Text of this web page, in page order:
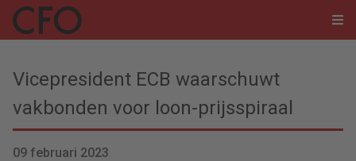
Vicepresident ECB waarschuwt
vakbonden voor loon-prijsspiraal
09 februari 2023